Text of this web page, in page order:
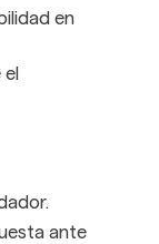
en
ante